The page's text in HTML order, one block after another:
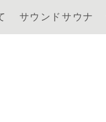
サウンドサウナ